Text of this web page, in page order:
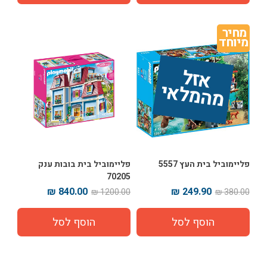
מחיר
מיוחד
אז
ל
מ
ה
מ
ל
אי
פליימוביל בית העץ 5557
380.00 ₪
249.90 ₪
פליימוביל בית בובות ענק
70205
1200.00 ₪
840.00 ₪